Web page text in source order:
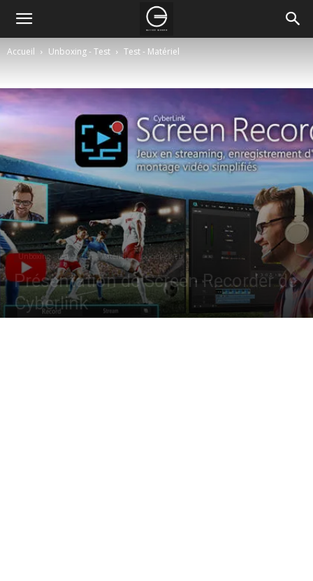
Accueil Unboxing - Test Test - Matériel
Unboxing - Test Test - Matériel Logiciel / Web
Présentation de Screen Recorder de
Cyberlink